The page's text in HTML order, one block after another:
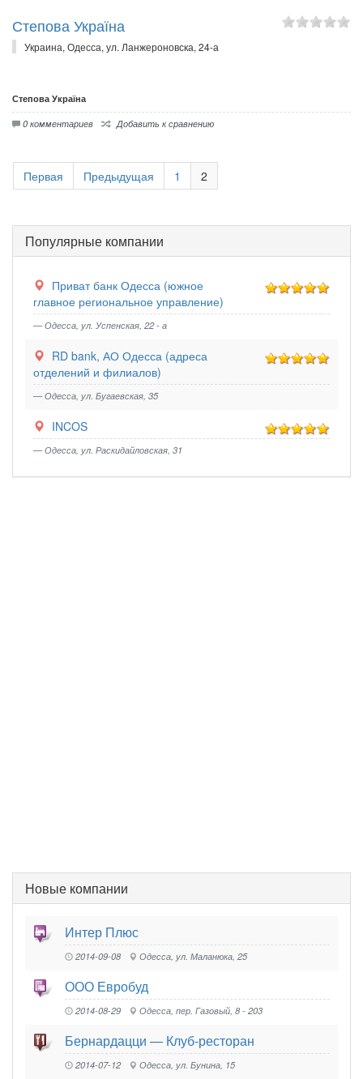
Степова Україна
Украина, Одесса, ул. Ланжероновска, 24-а
Степова Україна
0 комментариев Добавить к сравнению
Первая Предыдущая 1 2
Популярные компании
Приват банк Одесса (южное
главное региональное управление)
— Одесса, ул. Успенская, 22 - а
RD bank, АО Одесса (адреса
отделений и филиалов)
— Одесса, ул. Бугаевская, 35
INCOS
— Одесса, ул. Раскидайловская, 31
Новые компании
Интер Плюс
2014-09-08 Одесса, ул. Маланюка, 25
ООО Евробуд
2014-08-29 Одесса, пер. Газовый, 8 - 203
Бернардацци — Клуб-ресторан
2014-07-12 Одесса, ул. Бунина, 15